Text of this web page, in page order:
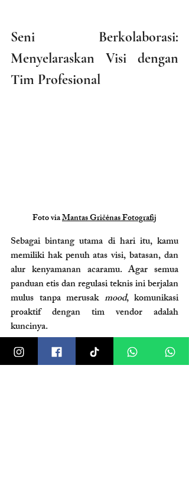
Seni Berkolaborasi:
Menyelaraskan Visi dengan
Tim Profesional
Foto via Mantas Gričėnas Fotografij
Sebagai bintang utama di hari itu, kamu
memiliki hak penuh atas visi, batasan, dan
alur kenyamanan acaramu. Agar semua
panduan etis dan regulasi teknis ini berjalan
mulus tanpa merusak mood, komunikasi
proaktif dengan tim vendor adalah
kuncinya.
Di sinilah peran penting dari sebuah
manajemen pernikahan yang solid. Jika